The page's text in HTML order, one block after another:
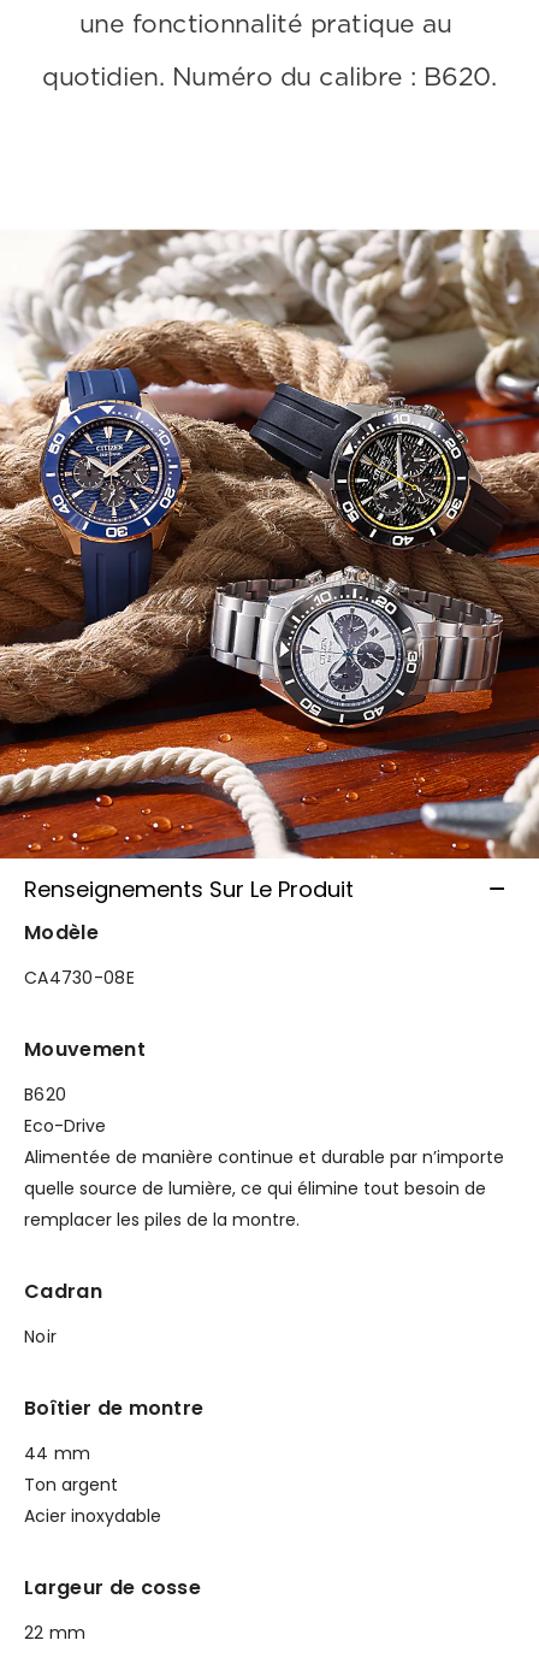
une fonctionnalité pratique au
quotidien. Numéro du calibre : B620.
Renseignements Sur Le Produit
Modèle
CA4730-08E
Mouvement
B620
Eco-Drive
Alimentée de manière continue et durable par n’importe
quelle source de lumière, ce qui élimine tout besoin de
remplacer les piles de la montre.
Cadran
Noir
Boîtier de montre
44 mm
Ton argent
Acier inoxydable
Largeur de cosse
22 mm